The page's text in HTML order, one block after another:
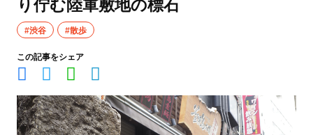
#渋谷 #散歩
この記事をシェア